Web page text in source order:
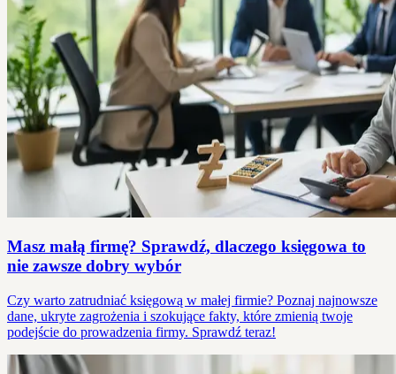
Masz małą firmę? Sprawdź, dlaczego księgowa to
nie zawsze dobry wybór
Czy warto zatrudniać księgową w małej firmie? Poznaj najnowsze
dane, ukryte zagrożenia i szokujące fakty, które zmienią twoje
podejście do prowadzenia firmy. Sprawdź teraz!